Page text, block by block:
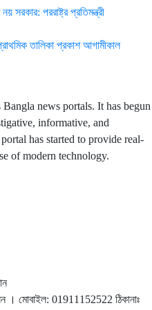
সরকার: পররাষ্ট্র প্রতিমন্ত্রী
তালিকা প্রকাশ আগামীকাল
news portals. It has begun
informative, and
has started to provide real-
of modern technology.
। মোবাইল: 01911152522 ঠিকানাঃ